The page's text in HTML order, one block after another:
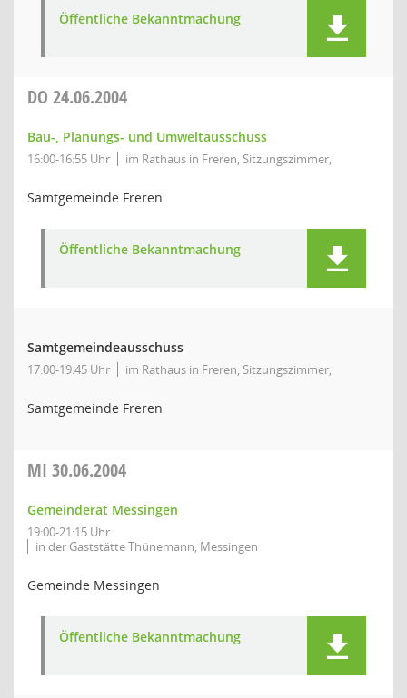
Öffentliche Bekanntmachung
DO 24.06.2004
Bau-, Planungs- und Umweltausschuss
16:00-16:55 Uhr im Rathaus in Freren, Sitzungszimmer,
Samtgemeinde Freren
Öffentliche Bekanntmachung
Samtgemeindeausschuss
17:00-19:45 Uhr im Rathaus in Freren, Sitzungszimmer,
Samtgemeinde Freren
MI 30.06.2004
Gemeinderat Messingen
19:00-21:15 Uhr
in der Gaststätte Thünemann, Messingen
Gemeinde Messingen
Öffentliche Bekanntmachung